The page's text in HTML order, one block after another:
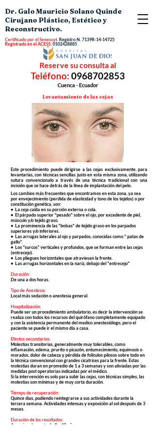
Dr. Galo Mauricio Solano Quinde
Cirujano Plástico, Estético y
Reconstructivo.
Certificado por el Senescyt. Registro N. 7139R-14-14725
Registrado en el ACESS:0102428885
Reserve su consulta al
Teléfono: 0968702853
Cuenca - Ecuador
Levantamiento de las cejas
Este procedimiento puede dirigirse a las cejas exclusivamente, para
levantarlas, con técnicas sencillas justo en esta misma zona, utilizando
sutura convencionalo a través de una técnica tradicional con una
incisión que se hace detrás de la línea de implantación del pelo.
Los cambios más frecuentes que encontramos en esta zona, ya sea
por envejecimiento (perdida de elasticidad y tono de los tejidos) o por
constitución genética, son:
• La ceja caída en su porción externa o cola.
• El párpado superior "pesado" sobre el ojo, por excedente de piel,
músculo y/o tejido graso.
• La prominencia de las "bolsas" de tejido graso en los parpados
superiores y/o inferiores.
• Las arrugas laterales al ojo y parpados, conocidas como " patas de
gallo".
• Los "surcos" verticales y profundos, que se forman entre las cejas
(entrecejo).
• Los pliegues horizontales que atraviesan la frente.
• Las arrugas horizontales en la nariz, debajo del "entrecejo"
Duración:
De una a dos horas.
Tipo de Anestesia:
Local más sedación o anestesia general.
Hospitalización:
Puede ser un procedimiento ambulatorio, es decir la intervención se
realiza con todos los recursos del quirófano completamente equipado
y con la asistencia permanente del medico anestesiólogo, pero el
paciente se puede ir el mismo día a casa.
Efectos secundarios:
Molestias transitorias, generalmente muy tolerables, como
inflamación, edema, prurito o picazón, entumecimiento, equimosis o
morados, dolor de cabeza y pérdida de folículos pilosos sobre todo en
la técnica convencional con grandes cicatrices para la frente. Estas
molestias duran en promedio de 1 a 3 semanas y son aliviadas por las
medidas post operatorias indicadas por el médico.
Si la intervención es solo para subir las cejas, con técnicas simples, las
molestias son mínimas y de muy corta duración.
Tiempo de recuperación:
Quince dias, pudiendo reintegrarse a sus actividades durante la
tercera semana. Actividades intensas y exposición al sol después de 3
meses.
Duración de los resultados:
Aproximadamente de 8 a 12 años